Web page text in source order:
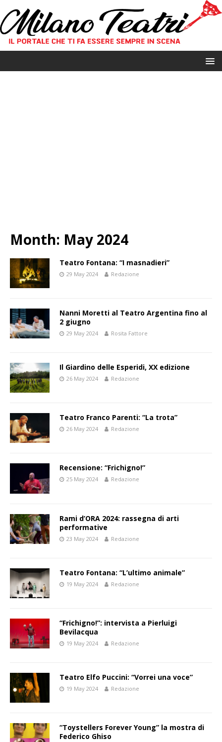
Month: May 2024
Teatro Fontana: “I masnadieri”
29 May 2024 Redazione
Nanni Moretti al Teatro Argentina fino al
2 giugno
29 May 2024 Rosita Fattore
Il Giardino delle Esperidi, XX edizione
26 May 2024 Redazione
Teatro Franco Parenti: “La trota”
26 May 2024 Redazione
Recensione: “Frichigno!”
25 May 2024 Redazione
Rami d’ORA 2024: rassegna di arti
performative
23 May 2024 Redazione
Teatro Fontana: “L’ultimo animale”
19 May 2024 Redazione
“Frichigno!”: intervista a Pierluigi
Bevilacqua
19 May 2024 Redazione
Teatro Elfo Puccini: “Vorrei una voce”
19 May 2024 Redazione
“Toystellers Forever Young” la mostra di
Federico Ghiso